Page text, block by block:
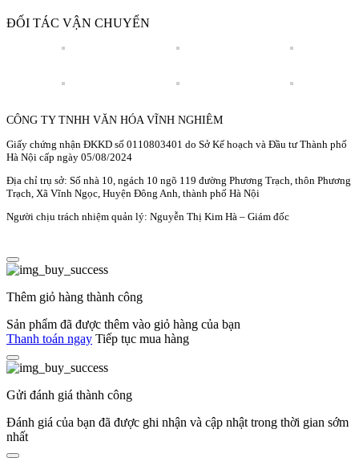
ĐỐI TÁC VẬN CHUYỂN
CÔNG TY TNHH VĂN HÓA VĨNH NGHIÊM
Giấy chứng nhận ĐKKD số 0110803401 do Sở Kế hoạch và Đầu tư Thành phố
Hà Nội cấp ngày 05/08/2024
Địa chỉ trụ sở: Số nhà 10, ngách 10 ngõ 119 đường Phương Trạch, thôn Phương
Trạch, Xã Vĩnh Ngọc, Huyện Đông Anh, thành phố Hà Nội
Người chịu trách nhiệm quản lý: Nguyễn Thị Kim Hà – Giám đốc
Thêm giỏ hàng thành công
Sản phẩm đã được thêm vào giỏ hàng của bạn
Thanh toán ngay Tiếp tục mua hàng
Gửi đánh giá thành công
Đánh giá của bạn đã được ghi nhận và cập nhật trong thời gian sớm
nhất